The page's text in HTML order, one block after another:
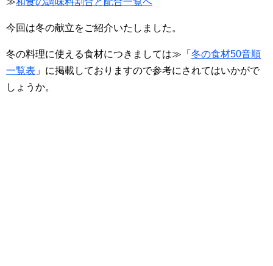
今回は冬の献立をご紹介いたしました。
冬の料理に使える食材につきましては≫「 冬の食材50音順
一覧表 」に掲載しておりますので参考にされてはいかがで
しょうか。